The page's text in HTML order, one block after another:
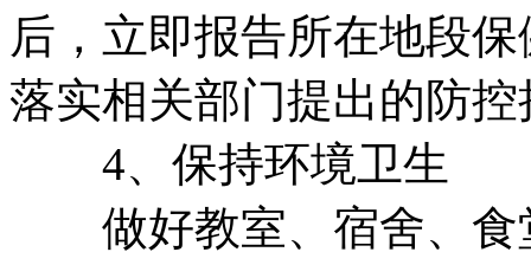
后，立即报告所在地段
落实相关部门提出的防控
4、保持环境卫生
做好教室、宿舍、食